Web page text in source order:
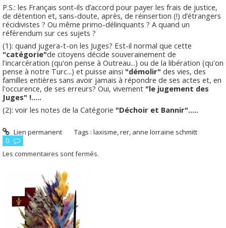
P.S.: les Français sont-ils d’accord pour payer les frais de justice,
de détention et, sans-doute, après, de réinsertion (!) d’étrangers
récidivistes ? Ou même primo-délinquants ? A quand un
référendum sur ces sujets ?
(1): quand jugera-t-on les Juges? Est-il normal que cette
"catégorie"de citoyens décide souverainement de
l'incarcération (qu'on pense à Outreau...) ou de la libération (qu'on
pense à notre Turc...) et puisse ainsi "démolir" des vies, des
familles entières sans avoir jamais à répondre de ses actes et, en
l'occurence, de ses erreurs? Oui, vivement "le jugement des
Juges" !.....
(2): voir les notes de la Catégorie "Déchoir et Bannir".....
Lien permanent Tags :laxisme,rer, anne lorraine schmitt
0
Les commentaires sont fermés.